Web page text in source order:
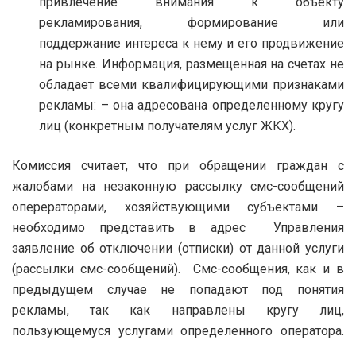
рекламирования, формирование или
поддержание интереса к нему и его продвижение
на рынке. Информация, размещенная на счетах не
обладает всеми квалифицирующими признаками
рекламы: – она адресована определенному кругу
лиц (конкретным получателям услуг ЖКХ).
Комиссия считает, что при обращении граждан с
жалобами на незаконную рассылку смс-сообщений
оперераторами, хозяйствующими субъектами –
необходимо представить в адрес Управления
заявление об отключении (отписки) от данной услуги
(рассылки смс-сообщений). Смс-сообщения, как и в
предыдущем случае не попадают под понятия
рекламы, так как направлены кругу лиц,
пользующемуся услугами определенного оператора.